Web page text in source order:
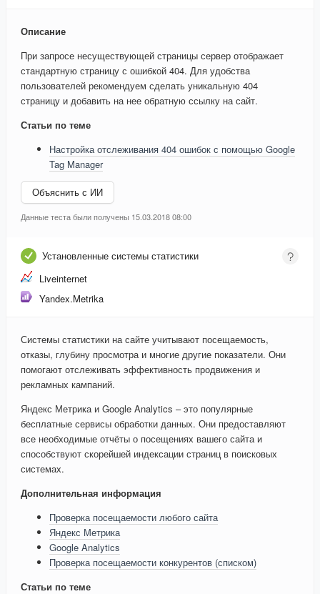
Описание
При запросе несуществующей страницы сервер отображает
стандартную страницу с ошибкой 404. Для удобства
пользователей рекомендуем сделать уникальную 404
страницу и добавить на нее обратную ссылку на сайт.
Статьи по теме
Настройка отслеживания 404 ошибок с помощью Google
Tag Manager
Объяснить с ИИ
Данные теста были получены 15.03.2018 08:00
Установленные системы статистики
Liveinternet
Yandex.Metrika
Системы статистики на сайте учитывают посещаемость,
отказы, глубину просмотра и многие другие показатели. Они
помогают отслеживать эффективность продвижения и
рекламных кампаний.
Яндекс Метрика и Google Analytics – это популярные
бесплатные сервисы обработки данных. Они предоставляют
все необходимые отчёты о посещениях вашего сайта и
способствуют скорейшей индексации страниц в поисковых
системах.
Дополнительная информация
Проверка посещаемости любого сайта
Яндекс Метрика
Google Analytics
Проверка посещаемости конкурентов (списком)
Статьи по теме